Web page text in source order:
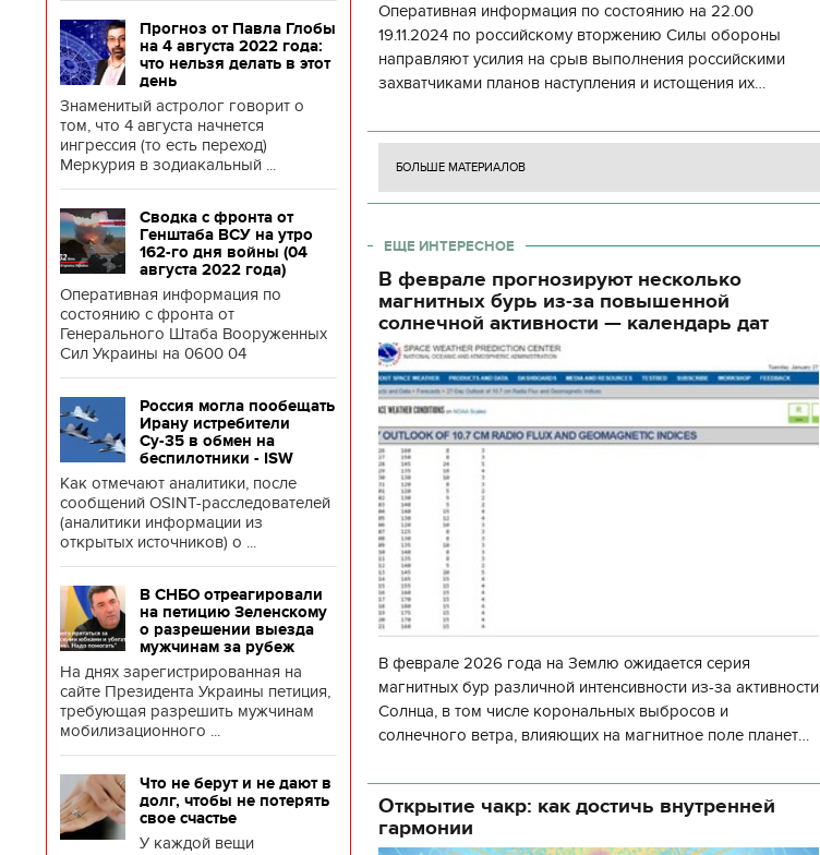
Прогноз от Павла Глобы
на 4 августа 2022 года:
что нельзя делать в этот
день
Знаменитый астролог говорит о
том, что 4 августа начнется
ингрессия (то есть переход)
Меркурия в зодиакальный ...
Сводка с фронта от
Генштаба ВСУ на утро
162-го дня войны (04
августа 2022 года)
Оперативная информация по
состоянию с фронта от
Генерального Штаба Вооруженных
Сил Украины на 0600 04
Россия могла пообещать
Ирану истребители
Су-35 в обмен на
беспилотники - ISW
Как отмечают аналитики, после
сообщений OSINT-расследователей
(аналитики информации из
открытых источников) о ...
В СНБО отреагировали
на петицию Зеленскому
о разрешении выезда
мужчинам за рубеж
На днях зарегистрированная на
сайте Президента Украины петиция,
требующая разрешить мужчинам
мобилизационного ...
Что не берут и не дают в
долг, чтобы не потерять
свое счастье
У каждой вещи
Оперативная информация по состоянию на 22.00
19.11.2024 по российскому вторжению Силы обороны
направляют усилия на срыв выполнения российскими
захватчиками планов наступления и истощения их
боевых ст
БОЛЬШЕ МАТЕРИАЛОВ
ЕЩЕ ИНТЕРЕСНОЕ
В феврале прогнозируют несколько
магнитных бурь из-за повышенной
солнечной активности — календарь дат
В феврале 2026 года на Землю ожидается серия
магнитных бур различной интенсивности из-за активности
Солнца, в том числе корональных выбросов и
солнечного ветра, влияющих на магнитное поле планеты.
об
Открытие чакр: как достичь внутренней
гармонии